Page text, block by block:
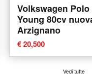
Volkswagen Polo
Young 80cv
Arzignano
€ 20,500
Vedi tutte